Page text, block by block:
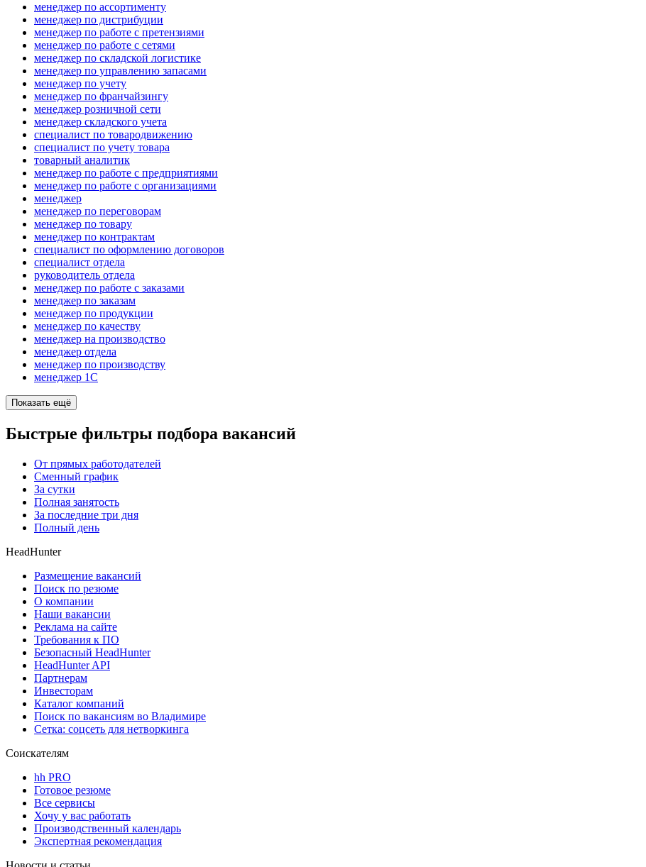
менеджер по ассортименту
менеджер по дистрибуции
менеджер по работе с претензиями
менеджер по работе с сетями
менеджер по складской логистике
менеджер по управлению запасами
менеджер по учету
менеджер по франчайзингу
менеджер розничной сети
менеджер складского учета
специалист по товародвижению
специалист по учету товара
товарный аналитик
менеджер по работе с предприятиями
менеджер по работе с организациями
менеджер
менеджер по переговорам
менеджер по товару
менеджер по контрактам
специалист по оформлению договоров
специалист отдела
руководитель отдела
менеджер по работе с заказами
менеджер по заказам
менеджер по продукции
менеджер по качеству
менеджер на производство
менеджер отдела
менеджер по производству
менеджер 1С
Показать ещё
Быстрые фильтры подбора вакансий
От прямых работодателей
Сменный график
За сутки
Полная занятость
За последние три дня
Полный день
HeadHunter
Размещение вакансий
Поиск по резюме
О компании
Наши вакансии
Реклама на сайте
Требования к ПО
Безопасный HeadHunter
HeadHunter API
Партнерам
Инвесторам
Каталог компаний
Поиск по вакансиям во Владимире
Сетка: соцсеть для нетворкинга
Соискателям
hh PRO
Готовое резюме
Все сервисы
Хочу у вас работать
Производственный календарь
Экспертная рекомендация